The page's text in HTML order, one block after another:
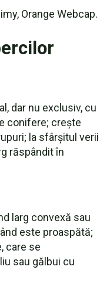
Orange Webcap.
dar nu exclusiv, cu
conifere; crește
la sfârșitul verii
răspândit în
larg convexă sau
este proaspătă;
care se
sau gălbui cu